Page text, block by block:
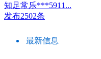
知足常乐***5911...
发布2502条
最新信息